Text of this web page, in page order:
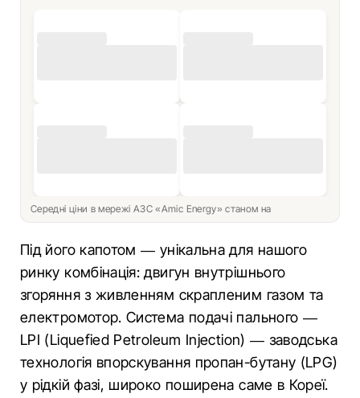
Середні ціни в мережі АЗС «Amic Energy» станом на
Під його капотом — унікальна для нашого
ринку комбінація: двигун внутрішнього
згоряння з живленням скрапленим газом та
електромотор. Система подачі пального —
LPI (Liquefied Petroleum Injection) — заводська
технологія впорскування пропан-бутану (LPG)
у рідкій фазі, широко поширена саме в Кореї.